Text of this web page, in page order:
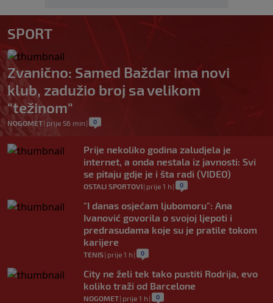
SPORT
Zvanično: Samed Baždar ima novi
klub, zadužio broj sa velikom
"težinom"
NOGOMET| prije 56 min | 0
Prije nekoliko godina zaludjela je
internet, a onda nestala iz javnosti: Svi
se pitaju gdje je i šta radi (VIDEO)
OSTALI SPORTOVI| prije 1 h | 0
"I danas osjećam ljubomoru": Ana
Ivanović govorila o svojoj ljepoti i
predrasudama koje su je pratile tokom
karijere
TENIS| prije 1 h | 0
City ne želi tek tako pustiti Rodrija, evo
koliko traži od Barcelone
NOGOMET| prije 1 h | 0